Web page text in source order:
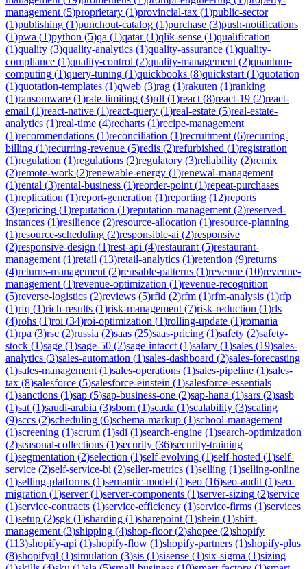
management (5)proprietary (1)provincial-tax (1)public-sector
(1)publishing (1)punchout-catalog (1)purchase (3)push-notifications
(1)pwa (1)python (5)qa (1)qatar(1)qlik-sense (1)qualification
(1)quality (3)quality-analytics (1)quality-assurance (1)quality-
compliance (1)quality-control (2)quality-management (2)quantum-
computing (1)query-tuning (1)quickbooks (8)quickstart (1)quotation
(1)quotation-templates (1)qweb (3)rag (1)rakuten (1)ranking
(1)ransomware (1)rate-limiting (3)rdl (1)react (8)react-19 (2)react-
email (1)react-native (1)react-query (1)real-estate (5)real-estate-
analytics (1)real-time (4)recharts (1)recipe-management
(1)recommendations (1)reconciliation (1)recruitment (6)recurring-
billing (1)recurring-revenue (5)redis (2)refurbished (1)registration
(1)regulation (1)regulations (2)regulatory (3)reliability (2)remix
(2)remote-work (2)renewable-energy (1)renewal-management
(1)rental (3)rental-business (1)reorder-point (1)repeat-purchases
(1)replication (1)report-generation (1)reporting (12)reports
(3)repricing (1)reputation (1)reputation-management (2)reserved-
instances (1)resilience (2)resource-allocation (1)resource-planning
(1)resource-scheduling (2)responsible-ai (2)responsive
(2)responsive-design (1)rest-api (4)restaurant (5)restaurant-
management (1)retail (13)retail-analytics (1)retention (9)returns
(4)returns-management (2)reusable-patterns (1)revenue (10)revenue-
management (1)revenue-optimization (1)revenue-recognition
(5)reverse-logistics (2)reviews (5)rfid (2)rfm (1)rfm-analysis (1)rfp
(1)rfq (1)rich-results (1)risk-management (7)risk-reduction (1)rls
(4)rohs (1)roi (34)roi-optimization (1)rolling-update (1)romania
(1)rpa (3)rsc (2)russia (2)saas (25)saas-pricing (1)safety (2)safety-
stock (1)sage (1)sage-50 (2)sage-intacct (1)salary (1)sales (19)sales-
analytics (3)sales-automation (1)sales-dashboard (2)sales-forecasting
(1)sales-management (1)sales-operations (1)sales-pipeline (1)sales-
tax (8)salesforce (5)salesforce-einstein (1)salesforce-essentials
(1)sanctions (1)sap (5)sap-business-one (2)sap-hana (1)sars (2)sasb
(1)sat (1)saudi-arabia (3)sbom (1)scada (1)scalability (3)scaling
(9)sccs (2)scheduling (6)schema-markup (1)school-management
(1)screening (1)scrum (1)sdi (1)search-engine (1)search-optimization
(2)seasonal-collections (1)security (36)security-training
(1)segmentation (2)selection (1)self-evolving (1)self-hosted (1)self-
service (2)self-service-bi (2)seller-metrics (1)selling (1)selling-online
(1)selling-platforms (1)semantic-model (1)seo (16)seo-audit (1)seo-
migration (1)server(1)server-components (1)server-sizing (2)service
(1)service-contracts (1)service-efficiency (1)service-firms (1)services
(1)setup (2)sgk (1)sharding (1)sharepoint (1)shein (1)shift-
management (3)shipping (4)shop-floor(2)shopee (2)shopify
(113)shopify-api (1)shopify-flow (1)shopify-partners (1)shopify-plus
(8)shopifyql (1)simulation (3)sis (1)sisense (1)six-sigma (1)sizing